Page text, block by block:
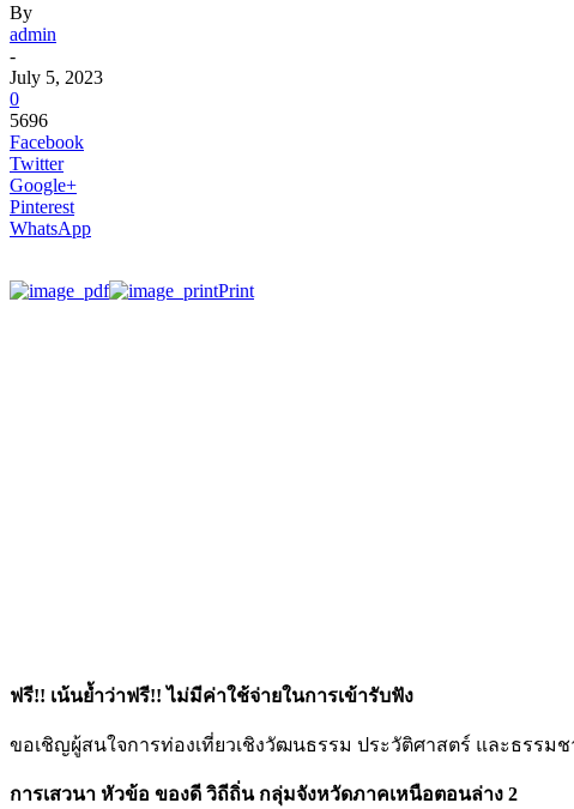
By
admin
-
July 5, 2023
0
5696
Facebook
Twitter
Google+
Pinterest
WhatsApp
Print
ฟรี!! เน้นย้ำว่าฟรี!! ไม่มีค่าใช้จ่ายในการเข้ารับฟัง
ขอเชิญผู้สนใจการท่องเที่ยวเชิงวัฒนธรรม ประวัติศาสตร์ และธรรม
การเสวนา หัวข้อ ของดี วิถีถิ่น กลุ่มจังหวัดภาคเหนือตอนล่าง 2